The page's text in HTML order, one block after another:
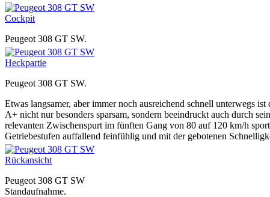
Peugeot 308 GT SW.
Peugeot 308 GT SW.
Etwas langsamer, aber immer noch ausreichend schnell unterwegs
A+ nicht nur besonders sparsam, sondern beeindruckt auch durch
relevanten Zwischenspurt im fünften Gang von 80 auf 120 km/h
Getriebestufen auffallend feinfühlig und mit der gebotenen
Peugeot 308 GT SW
Standaufnahme.